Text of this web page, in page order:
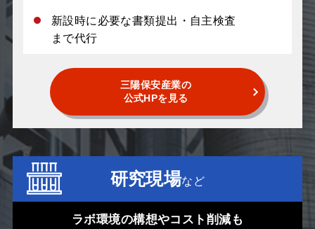
新設時に必要な書類提出・自主検査
まで代行
三陽保安産業の
公式HPを見る
研究現場など
ラボ環境の構想やコスト削減も